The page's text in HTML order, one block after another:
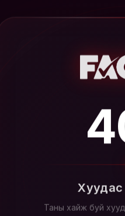
Хуудас
Таны хайж буй